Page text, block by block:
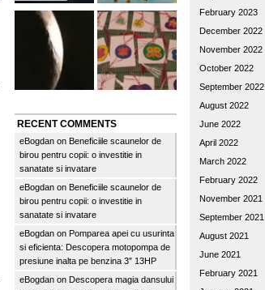
RECENT COMMENTS
eBogdan on Beneficiile scaunelor de
birou pentru copii: o investitie in
sanatate si invatare
eBogdan on Beneficiile scaunelor de
birou pentru copii: o investitie in
sanatate si invatare
eBogdan on Pomparea apei cu usurinta
si eficienta: Descopera motopompa de
presiune inalta pe benzina 3″ 13HP
eBogdan on Descopera magia dansului
February 2023
December 2022
November 2022
October 2022
September 2022
August 2022
June 2022
April 2022
March 2022
February 2022
November 2021
September 2021
August 2021
June 2021
February 2021